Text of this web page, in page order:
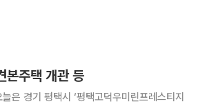
에
본주택 개관 등
은 경기 평택시 ‘평택고덕우미린프레스티지